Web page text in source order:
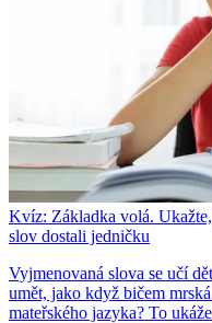
Kvíz: Základka volá.
slov dostali jedničku
Vyjmenovaná slova se učí
umět, jako když bičem
mateřského jazyka? To